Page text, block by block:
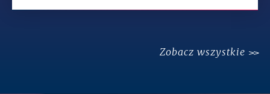
Zobacz wszystkie